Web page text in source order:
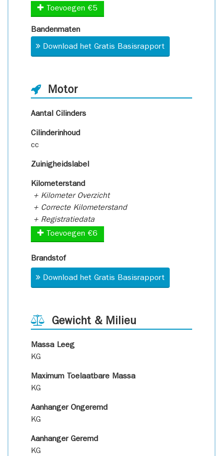
Toevoegen €5
Bandenmaten
Download het Gratis Basisrapport
Motor
Aantal Cilinders
Cilinderinhoud
cc
Zuinigheidslabel
Kilometerstand
+ Kilometer Overzicht
+ Correcte Kilometerstand
+ Registratiedata
Toevoegen €6
Brandstof
Download het Gratis Basisrapport
Gewicht & Milieu
Massa Leeg
KG
Maximum Toelaatbare Massa
KG
Aanhanger Ongeremd
KG
Aanhanger Geremd
KG